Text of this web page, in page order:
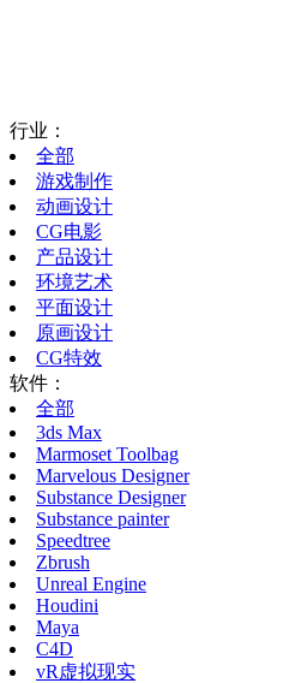
行业：
全部
游戏制作
动画设计
CG电影
产品设计
环境艺术
平面设计
原画设计
CG特效
软件：
全部
3ds Max
Marmoset Toolbag
Marvelous Designer
Substance Designer
Substance painter
Speedtree
Zbrush
Unreal Engine
Houdini
Maya
C4D
vR虚拟现实